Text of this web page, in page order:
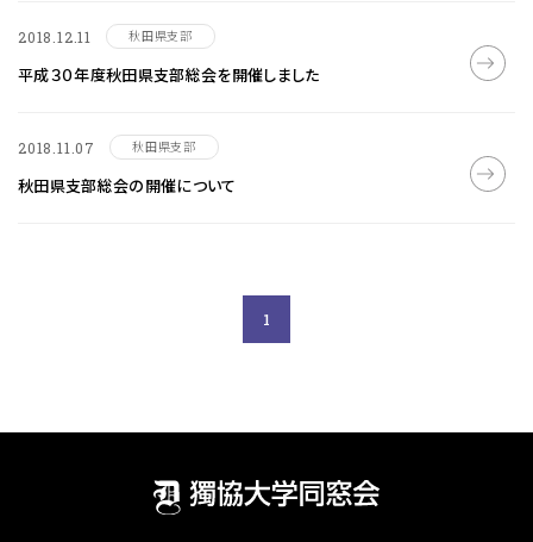
2018.12.11 秋田県支部
平成３０年度秋田県支部総会を開催しました
2018.11.07 秋田県支部
秋田県支部総会の開催について
1